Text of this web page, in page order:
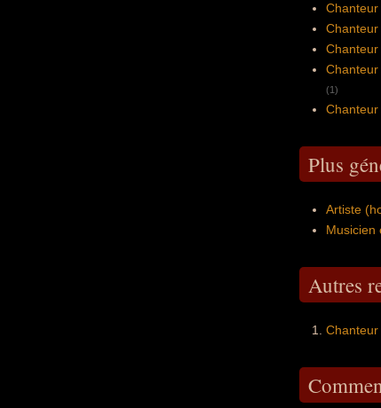
(1)
Plus
Artiste
Musicien
Autres